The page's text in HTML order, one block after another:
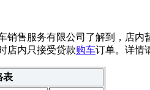
售服务有限公司了解到，店
店内只接受贷款购车订单。详情
表